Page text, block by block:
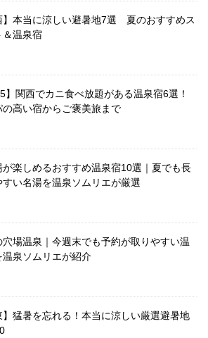
】本当に涼しい避暑地7選 夏のおすすめス
＆温泉宿
】関西でカニ食べ放題がある温泉宿6選！
の高い宿からご褒美旅まで
が楽しめるおすすめ温泉宿10選｜夏でも長
すい名湯を温泉ソムリエが厳選
穴場温泉｜今週末でも予約が取りやすい温
温泉ソムリエが紹介
】猛暑を忘れる！本当に涼しい厳選避暑地